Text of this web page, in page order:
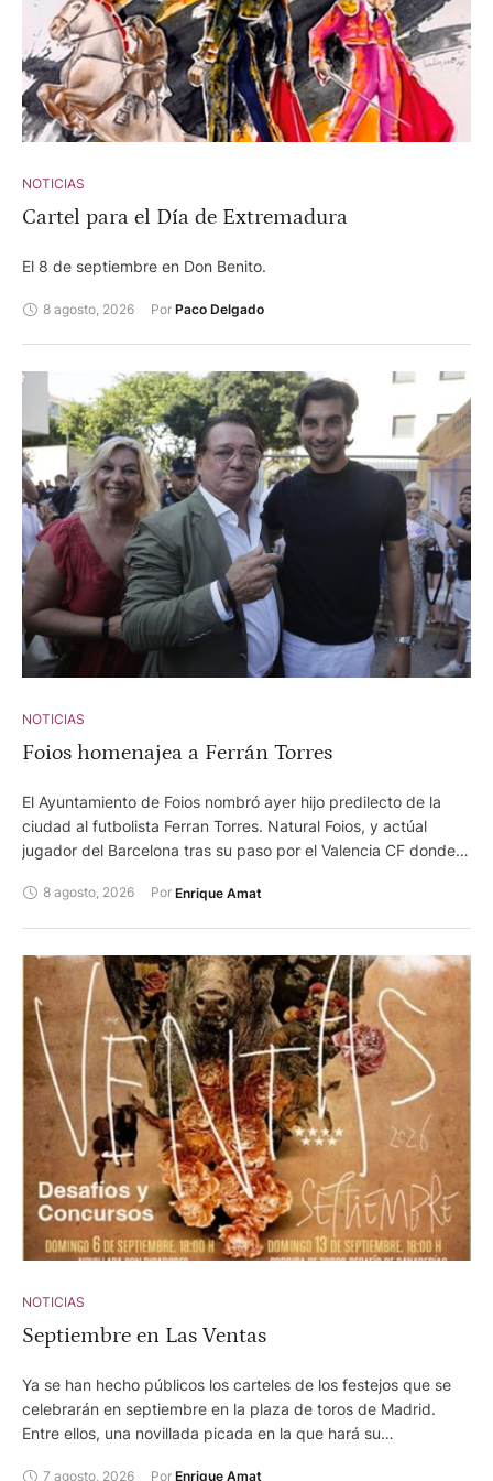
Soro.
NOTICIAS
Cartel para el Día de Extremadura
El 8 de septiembre en Don Benito.
8 agosto, 2026 Por Paco Delgado
NOTICIAS
Foios homenajea a Ferrán Torres
El Ayuntamiento de Foios nombró ayer hijo predilecto de la
ciudad al futbolista Ferran Torres. Natural Foios, y actúal
jugador del Barcelona tras su paso por el Valencia CF donde
después de su triunfal actuación en el pasado mundial de
de 7.000 personas, entre familiares, amigos, paisanos y
aficionados, llegados desde muchos puntos se dieron cita en
las calles de Foios para estar cerca de su paisano, quien llegó
un poco antes de las seis y media. Ferrán declaró
emocionado: "Sois mi pueblo, sois mi gente. Es un orgullo para
si qué hayais venido a estar conmigo . Soy y seré foiero
siempre." En la foto, con su paisano Vicente Ruiz, el Soro.
Ambos han llevado el nombre de Foios por todos los rincones
de la tierra.
8 agosto, 2026 Por Enrique Amat
NOTICIAS
Septiembre en Las Ventas
Ya se han hecho públicos los carteles de los festejos que se
celebrarán en septiembre en la plaza de toros de Madrid.
Entre ellos, una novillada picada en la que hará su
7 agosto, 2026 Por Enrique Amat